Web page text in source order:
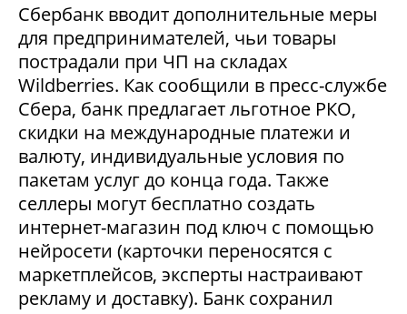
Сбербанк вводит дополнительные меры
для предпринимателей, чьи товары
пострадали при ЧП на складах
Wildberries. Как сообщили в пресс-службе
Сбера, банк предлагает льготное РКО,
скидки на международные платежи и
валюту, индивидуальные условия по
пакетам услуг до конца года. Также
селлеры могут бесплатно создать
интернет-магазин под ключ с помощью
нейросети (карточки переносятся с
маркетплейсов, эксперты настраивают
рекламу и доставку). Банк сохранил